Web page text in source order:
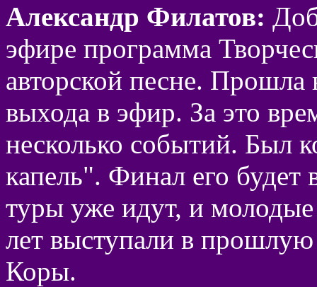
Александр Филатов:
эфире программа
авторской песне.
выхода в эфир. За это
несколько событий. Был
капель". Финал его будет
туры уже идут, и
лет выступали в
Коры.